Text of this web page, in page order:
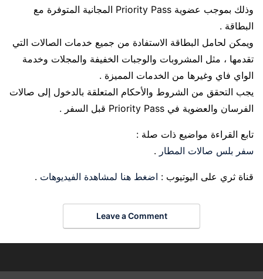
وذلك بموجب عضوية Priority Pass المجانية المتوفرة مع
البطاقة .
ويمكن لحامل البطاقة الاستفادة من جميع خدمات الصالات التي
تقدمها ، مثل المشروبات والوجبات الخفيفة والمجلات وخدمة
الواي فاي وغيرها من الخدمات المميزة .
يجب التحقق من الشروط والأحكام المتعلقة بالدخول إلى صالات
الفرسان والعضوية في Priority Pass قبل السفر .
تابع القراءة مواضيع ذات صلة :
سفر بلس صالات المطار .
قناة ثري على اليوتيوب : اضغط هنا لمشاهدة الفيديوهات .
Leave a Comment